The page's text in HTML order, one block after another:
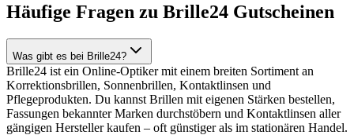
Häufige Fragen zu Brille24 Gutscheinen
Was gibt es bei Brille24?
Brille24 ist ein Online-Optiker mit einem breiten Sortiment an
Korrektionsbrillen, Sonnenbrillen, Kontaktlinsen und
Pflegeprodukten. Du kannst Brillen mit eigenen Stärken bestellen,
Fassungen bekannter Marken durchstöbern und Kontaktlinsen aller
gängigen Hersteller kaufen – oft günstiger als im stationären Handel.